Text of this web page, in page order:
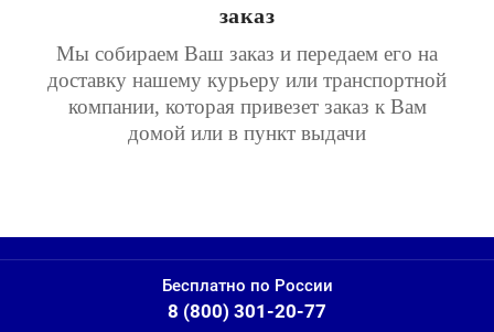
заказ
Мы собираем Ваш заказ и передаем его на
доставку нашему курьеру или транспортной
компании, которая привезет заказ к Вам
домой или в пункт выдачи
Бесплатно по России
8 (800) 301-20-77